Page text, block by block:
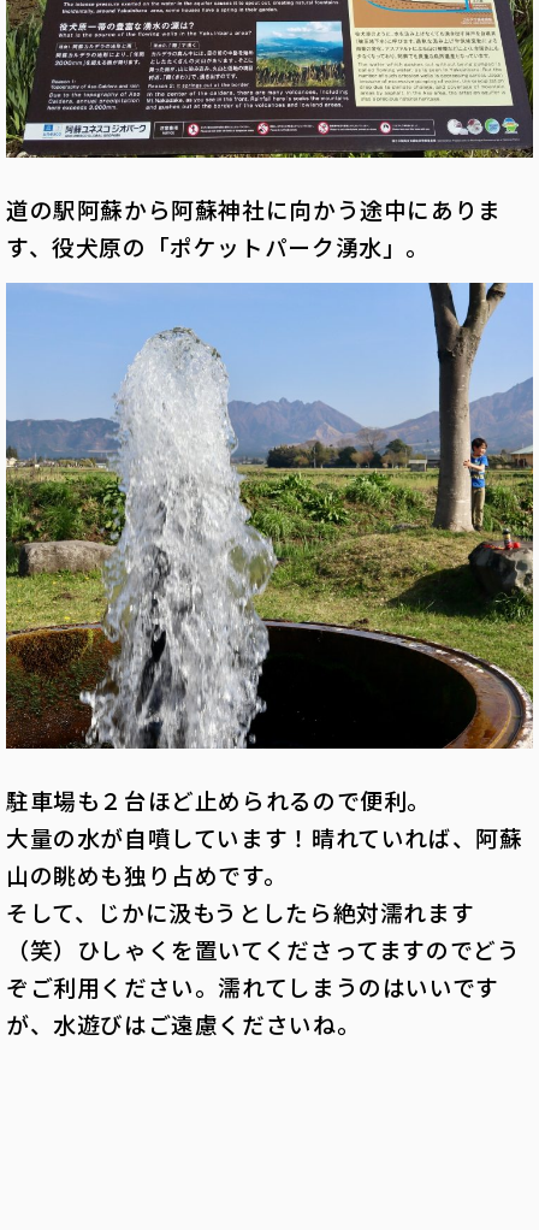
道の駅阿蘇から阿蘇神社に向かう途中にありま
す、役犬原の「ポケットパーク湧水」。
駐車場も２台ほど止められるので便利。
大量の水が自噴しています！晴れていれば、阿蘇
山の眺めも独り占めです。
そして、じかに汲もうとしたら絶対濡れます
（笑）ひしゃくを置いてくださってますのでどう
ぞご利用ください。濡れてしまうのはいいです
が、水遊びはご遠慮くださいね。